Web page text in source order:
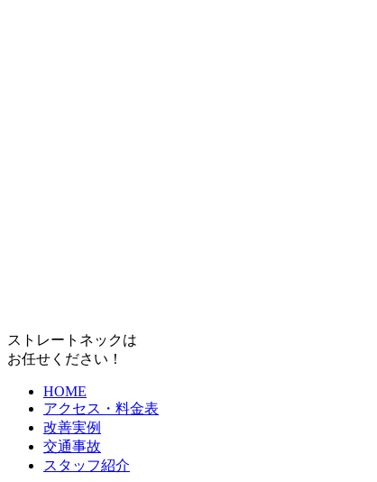
ストレートネックは
お任せください！
HOME
アクセス・料金表
改善実例
交通事故
スタッフ紹介